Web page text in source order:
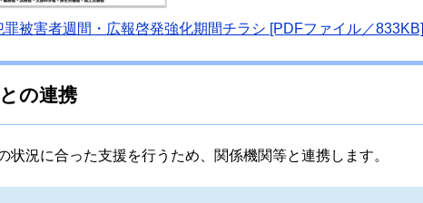
罪被害者週間・広報啓発強化期間チラシ [PDFファイル／833KB]
の連携
況に合った支援を行うため、関係機関等と連携します。